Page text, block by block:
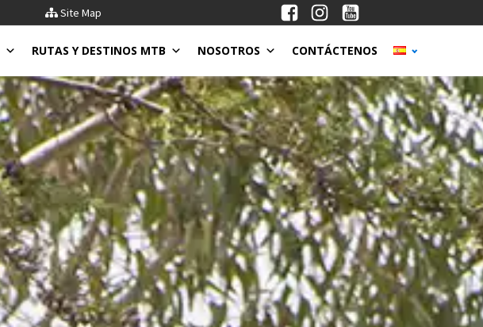
Site Map
RUTAS Y DESTINOS MTB NOSOTROS CONTÁCTENOS